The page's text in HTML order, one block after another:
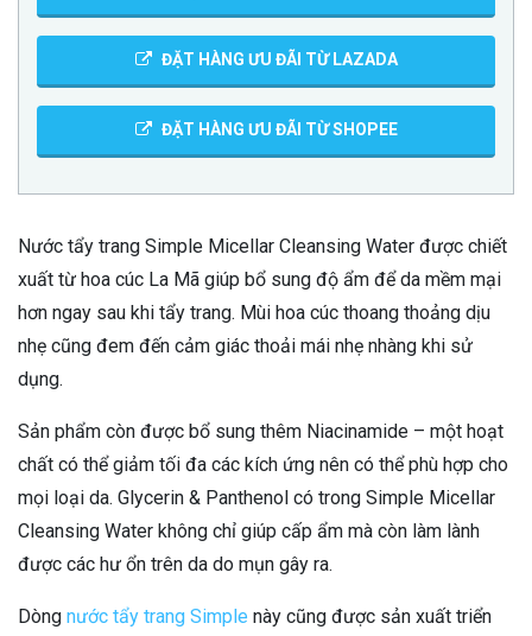
ĐẶT HÀNG ƯU ĐÃI TỪ LAZADA
ĐẶT HÀNG ƯU ĐÃI TỪ SHOPEE
Nước tẩy trang Simple Micellar Cleansing Water được chiết
xuất từ hoa cúc La Mã giúp bổ sung độ ẩm để da mềm mại
hơn ngay sau khi tẩy trang. Mùi hoa cúc thoang thoảng dịu
nhẹ cũng đem đến cảm giác thoải mái nhẹ nhàng khi sử
dụng.
Sản phẩm còn được bổ sung thêm Niacinamide – một hoạt
chất có thể giảm tối đa các kích ứng nên có thể phù hợp cho
mọi loại da. Glycerin & Panthenol có trong Simple Micellar
Cleansing Water không chỉ giúp cấp ẩm mà còn làm lành
được các hư ổn trên da do mụn gây ra.
Dòng nước tẩy trang Simple này cũng được sản xuất triển